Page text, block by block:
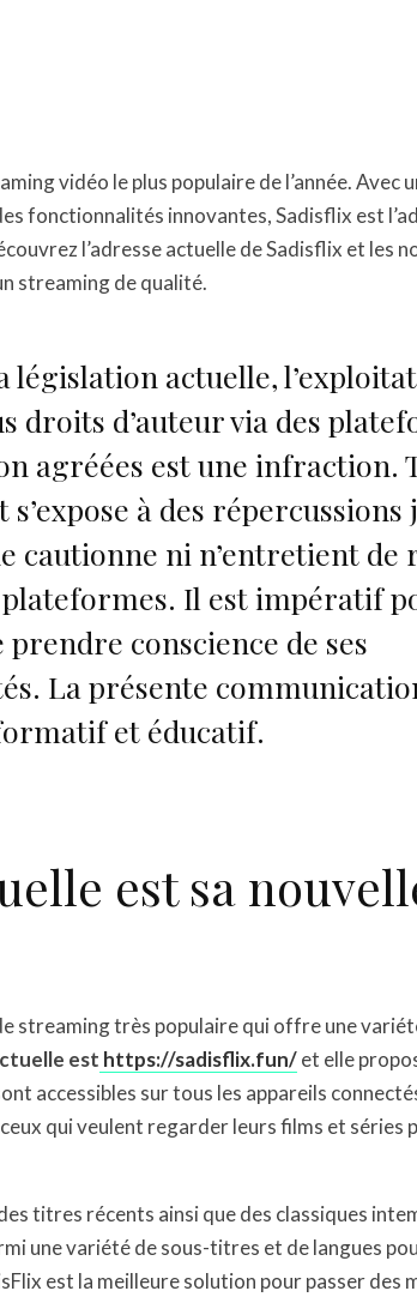
vidéo le plus populaire de l’année. Avec
fonctionnalités innovantes, Sadisflix est
l’adresse actuelle de Sadisflix et les
streaming de qualité.
législation actuelle,
droits d’auteur via des
agréées est une infraction.
à des
cautionne ni n’entretient de
plateformes. Il est impératif
conscience de ses
La présente
et éducatif.
est sa
streaming très populaire qui offre une
est https://sadisflix.fun/et elle
accessibles sur tous les appareils
qui veulent regarder leurs films et séries
titres récents ainsi que des classiques
une variété de sous-titres et de langues
est la meilleure solution pour passer des